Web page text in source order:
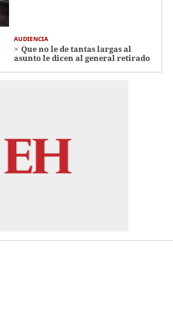
AUDIENCIA
Que no le de tantas largas al
asunto le dicen al general retirado